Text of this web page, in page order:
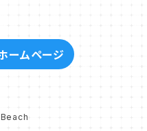
ームページ